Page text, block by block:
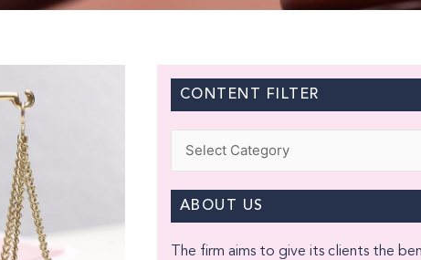
CONTENT FILTER
ABOUT US
The firm aims to give its clients the